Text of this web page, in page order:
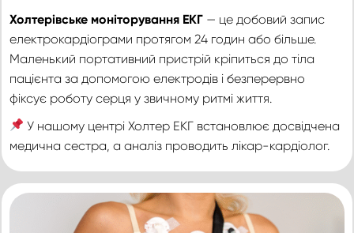
Холтерівське моніторування ЕКГ — це добовий запис
електрокардіограми протягом 24 годин або більше.
Маленький портативний пристрій кріпиться до тіла
пацієнта за допомогою електродів і безперервно
фіксує роботу серця у звичному ритмі життя.
У нашому центрі Холтер ЕКГ встановлює досвідчена
медична сестра, а аналіз проводить лікар-кардіолог.